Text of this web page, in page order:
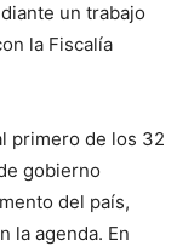
un trabajo
la Fiscalía
primero de los 32
gobierno
del país,
la agenda. En